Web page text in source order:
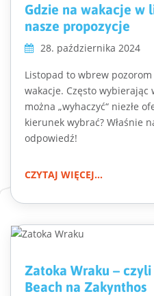
Gdzie na wakacje w
nasze propozycje
28. października 2024
Listopad to wbrew
wakacje. Często wybierając
można „wyhaczyć“ niezłe
kierunek wybrać? Właśnie
odpowiedź!
CZYTAJ WIĘCEJ...
Zatoka Wraku –
Beach na Zakynthos